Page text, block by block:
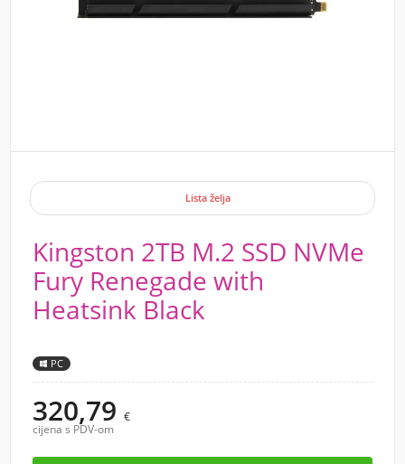
Lista želja
Kingston 2TB M.2 SSD NVMe
Fury Renegade with
Heatsink Black
PC
320,79 €
cijena s PDV-om